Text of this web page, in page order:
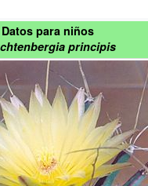
Datos para niños
principis